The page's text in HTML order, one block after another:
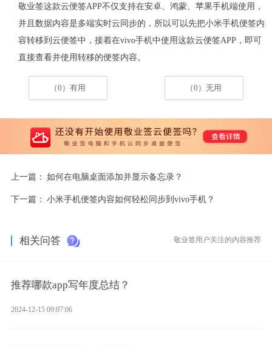
敬业签这款云便签APP不仅支持在安卓、鸿蒙、苹果手机端使用，
并且数据内容是多端实时云同步的，所以可以先把小米手机便签内
容转移到云便签中，接着在vivo手机中使用这款云便签APP，即可
直接查看并使用转移的便签内容。
（0）有用 （0）无用
上一篇： 如何在电脑桌面添加并显示备忘录？
下一篇： 小米手机便签内容如何轻松同步到vivo手机？
相关问答 敬业签用户关注的内容推荐
推荐哪款app写年度总结？
2024-12-15 09:07:06